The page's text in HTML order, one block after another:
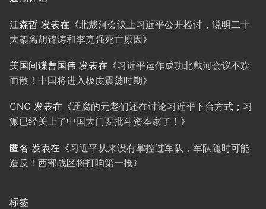
江森哲 发表在《北戴河会议上习近平公开检讨，说明二十
大架离胡锦涛和李克强死亡原因》
美国间谍曹国伟 发表在《习近平运作成功北戴河会议不欢
而散！中国将进入极度震荡时期》
CNC 发表在《迂腐的元老们还在讨论习近平下台方式；习
派已经关上了中国大门要批斗资本家了！ 》
匿名 发表在《习近平从来没有掌控过军队，军队随时可能
造反！西部战区将打响第一枪》
标签